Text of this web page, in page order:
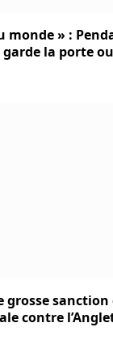
monde » :
garde la porte
grosse sanction
contre